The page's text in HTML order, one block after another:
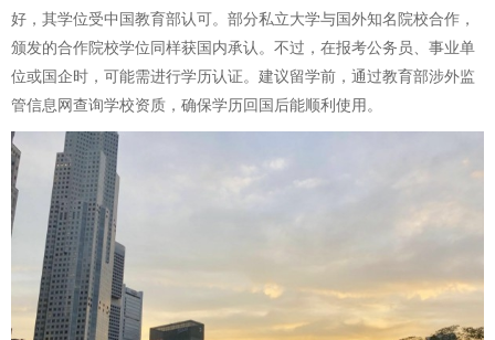
好，其学位受中国教育部认可。部分私立大学与国外知名院校合作，
颁发的合作院校学位同样获国内承认。不过，在报考公务员、事业单
位或国企时，可能需进行学历认证。建议留学前，通过教育部涉外监
管信息网查询学校资质，确保学历回国后能顺利使用。